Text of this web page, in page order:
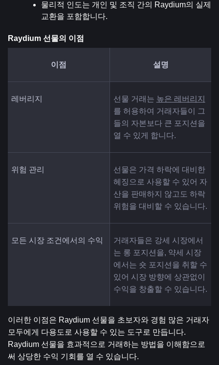
물리적 인도는 개인 및 조직 간의 Raydium의 실제
교환을 포함합니다.
Raydium 선물의 이점
이점 설명
레버리지 선물 거래는 높은 레버리지
를 허용하여 거래자들이 그
들의 자본보다 큰 포지션을
열 수 있게 합니다.
위험 관리
선물은 가격 하락에 대비한
헤징으로 사용할 수 있어 자
산을 판매하지 않고도 하락
위험을 대비할 수 있습니다.
모든 시장 조건에서의 수익
거래자들은 강세 시장에서
는 롱 포지션을, 약세 시장
에서는 숏 포지션을 취할 수
있어 시장 방향에 상관없이
수익을 창출할 수 있습니다.
이러한 이점은 Raydium 선물을 초보자와 경험 많은 거래자
모두에게 다용도로 사용할 수 있는 도구로 만듭니다.
Raydium 선물을 효과적으로 거래하는 방법을 이해함으로
써 상당한 수익 기회를 열 수 있습니다.